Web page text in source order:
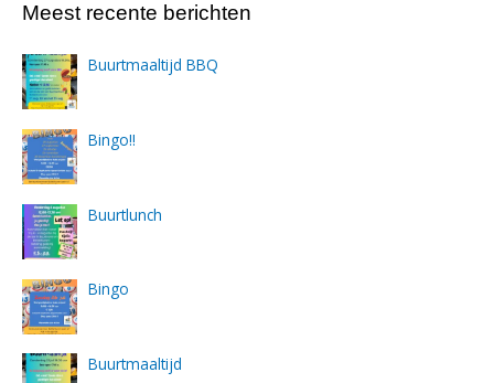
Meest recente berichten
Buurtmaaltijd BBQ
Bingo!!
Buurtlunch
Bingo
Buurtmaaltijd